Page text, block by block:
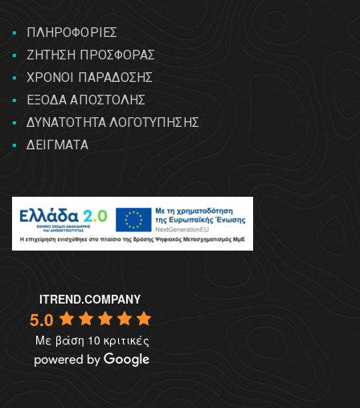
ΠΛΗΡΟΦΟΡΙΕΣ
ΖΗΤΗΣΗ ΠΡΟΣΦΟΡΑΣ
ΧΡΟΝΟΙ ΠΑΡΑΔΟΣΗΣ
ΕΞΟΔΑ ΑΠΟΣΤΟΛΗΣ
ΔΥΝΑΤΟΤΗΤΑ ΛΟΓΟΤΥΠΗΣΗΣ
ΔΕΙΓΜΑΤΑ
ITREND.COMPANY
5.0
Με βάση 10 κριτικές